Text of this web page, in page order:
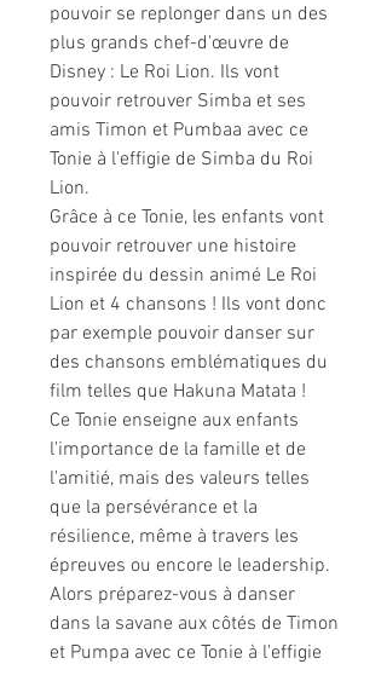
pouvoir se replonger dans un des
plus grands chef-d'œuvre de
Disney : Le Roi Lion. Ils vont
pouvoir retrouver Simba et ses
amis Timon et Pumbaa avec ce
Tonie à l'effigie de Simba du Roi
Lion.
Grâce à ce Tonie, les enfants vont
pouvoir retrouver une histoire
inspirée du dessin animé Le Roi
Lion et 4 chansons ! Ils vont donc
par exemple pouvoir danser sur
des chansons emblématiques du
film telles que Hakuna Matata !
Ce Tonie enseigne aux enfants
l'importance de la famille et de
l'amitié, mais des valeurs telles
que la persévérance et la
résilience, même à travers les
épreuves ou encore le leadership.
Alors préparez-vous à danser
dans la savane aux côtés de Timon
et Pumpa avec ce Tonie à l'effigie